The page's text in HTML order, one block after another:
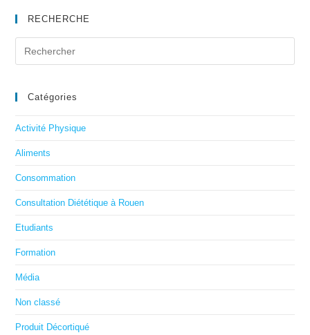
RECHERCHE
Catégories
Activité Physique
Aliments
Consommation
Consultation Diététique à Rouen
Etudiants
Formation
Média
Non classé
Produit Décortiqué